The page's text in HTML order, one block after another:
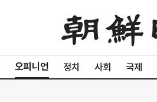
오피니언 정치 사회 국제